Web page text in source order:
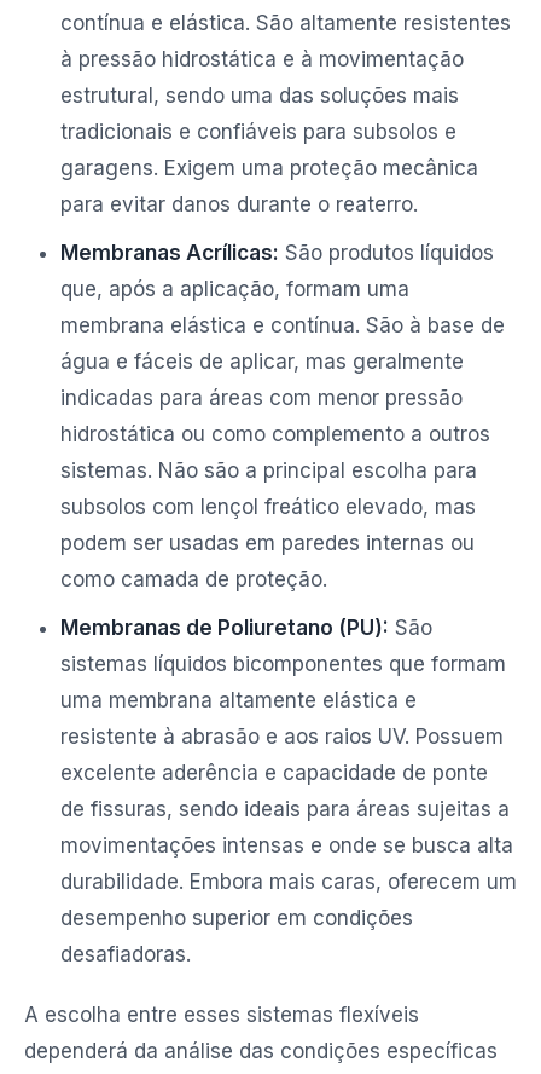
contínua e elástica. São altamente resistentes
à pressão hidrostática e à movimentação
estrutural, sendo uma das soluções mais
tradicionais e confiáveis para subsolos e
garagens. Exigem uma proteção mecânica
para evitar danos durante o reaterro.
Membranas Acrílicas: São produtos líquidos
que, após a aplicação, formam uma
membrana elástica e contínua. São à base de
água e fáceis de aplicar, mas geralmente
indicadas para áreas com menor pressão
hidrostática ou como complemento a outros
sistemas. Não são a principal escolha para
subsolos com lençol freático elevado, mas
podem ser usadas em paredes internas ou
como camada de proteção.
Membranas de Poliuretano (PU): São
sistemas líquidos bicomponentes que formam
uma membrana altamente elástica e
resistente à abrasão e aos raios UV. Possuem
excelente aderência e capacidade de ponte
de fissuras, sendo ideais para áreas sujeitas a
movimentações intensas e onde se busca alta
durabilidade. Embora mais caras, oferecem um
desempenho superior em condições
desafiadoras.
A escolha entre esses sistemas flexíveis
dependerá da análise das condições específicas